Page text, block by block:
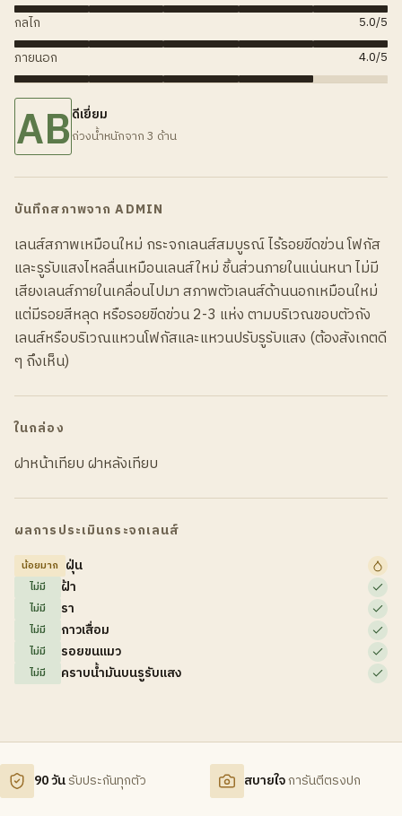
กลไก 5.0/5
ภายนอก 4.0/5
ABดีเยี่ยม
ถ่วงน้ำหนักจาก 3 ด้าน
บันทึกสภาพจาก ADMIN
เลนส์สภาพเหมือนใหม่ กระจกเลนส์สมบูรณ์ ไร้รอยขีดข่วน โฟกัส
และรูรับแสงไหลลื่นเหมือนเลนส์ใหม่ ชิ้นส่วนภายในแน่นหนา ไม่มี
เสียงเลนส์ภายในเคลื่อนไปมา สภาพตัวเลนส์ด้านนอกเหมือนใหม่
แต่มีรอยสีหลุด หรือรอยขีดข่วน 2-3 แห่ง ตามบริเวณขอบตัวถัง
เลนส์หรือบริเวณแหวนโฟกัสและแหวนปรับรูรับแสง (ต้องสังเกตดี
ๆ ถึงเห็น)
ในกล่อง
ฝาหน้าเทียบ ฝาหลังเทียบ
ผลการประเมินกระจกเลนส์
น้อยมาก ฝุ่น
ไม่มี ฝ้า
ไม่มี รา
ไม่มี กาวเสื่อม
ไม่มี รอยขนแมว
ไม่มี คราบน้ำมันบนรูรับแสง
90 วันรับประกันทุกตัว สบายใจการันตีตรงปก